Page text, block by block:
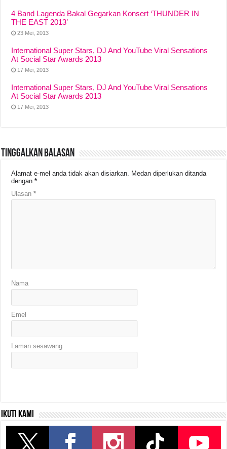
4 Band Lagenda Bakal Gegarkan Konsert ‘THUNDER IN
THE EAST 2013’
23 Mei, 2013
International Super Stars, DJ And YouTube Viral Sensations
At Social Star Awards 2013
17 Mei, 2013
International Super Stars, DJ And YouTube Viral Sensations
At Social Star Awards 2013
17 Mei, 2013
Tinggalkan Balasan
Alamat e-mel anda tidak akan disiarkan. Medan diperlukan ditanda
dengan*
Ulasan*
Nama
Emel
Laman sesawang
Ikuti kami